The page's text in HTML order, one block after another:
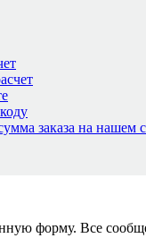
заказа на нашем
форму. Все